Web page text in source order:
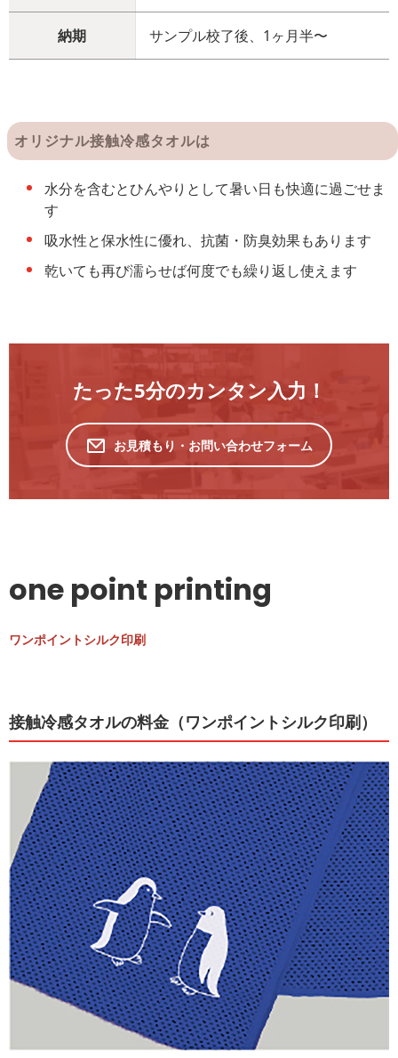
納期 サンプル校了後、1ヶ月半〜
オリジナル接触冷感タオルは
水分を含むとひんやりとして暑い日も快適に過ごせま
す
吸水性と保水性に優れ、抗菌・防臭効果もあります
乾いても再び濡らせば何度でも繰り返し使えます
たった5分のカンタン入力！
お見積もり・お問い合わせフォーム
one point printing
ワンポイントシルク印刷
接触冷感タオルの料金（ワンポイントシルク印刷）